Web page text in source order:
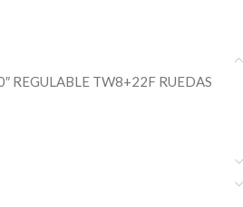
REGULABLE TW8+22F RUEDAS